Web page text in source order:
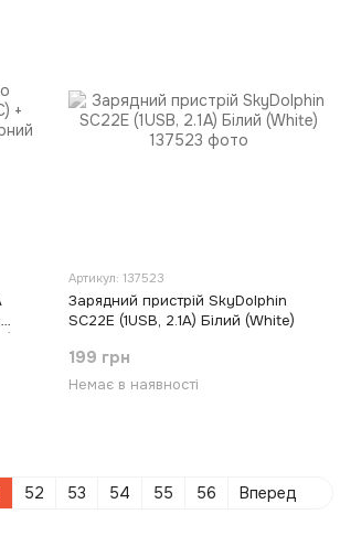
Артикул: 137523
Зарядний пристрій SkyDolphin
SC22E (1USB, 2.1A) Білий (White)
199 грн
Немає в наявності
52 53 54 55 56 Вперед